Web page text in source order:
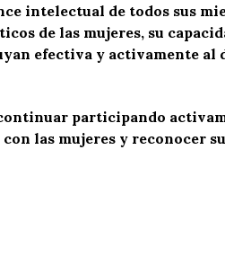
intelectual de todos sus
de las mujeres, su
efectiva y activamente al
participando
las mujeres y reconocer